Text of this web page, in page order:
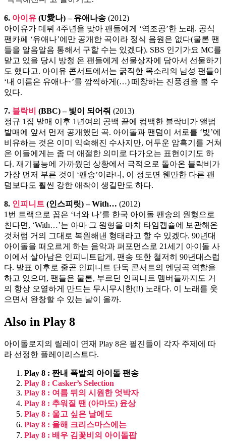
6. 아이유 (U愛나) – 유애나송 (2012)
아이유가 데뷔 4주년을 맞아 팬들에게 ‘역조공’한 노래. 공식
팬카페 ‘유애나’에만 공개한 곡이라 정식 음원은 없다(물론 팬
들을 알음알음 통해서 구할 수는 있겠다). SBS 인기가요 MC를
맡고 있을 당시 방청 온 팬들에게 선물상자에 담아서 선물하기
도 했다고. 아이유 콘서트에서는 굵직한 목소리의 남성 팬들이
‘내 이름은 유애나~’를 깜찍하게(…) 떼창하는 진풍경을 볼 수
있다.
7. 블락비 (BBC) – 빛이 되어줘 (2013)
정규 1집 발매 이후 1년여의 공백 끝에 컴백한 블락비가 앨범
발매에 앞서 먼저 공개했던 곡. 아이돌과 팬덤이 서로를 ‘빛’에
비유하는 것은 이미 익숙해진 수사지만, 어두운 암흑기를 거쳐
온 이들에게는 좀 더 애절한 의미로 다가오는 표현이기도 하
다. 재기불능에 가까웠던 상황에서 극적으로 돌아온 블락비가
가장 먼저 부른 것이 ‘팬송’이라니, 이 정도면 웬만한 다른 팬
덤보다도 훨씬 강한 애착이 생길만도 하다.
8. 인피니트 (인스피릿) – With… (2012)
1번 트랙으로 꼽은 ‘너와 나’를 한국 아이돌 팬송의 원형으로
친다면, ‘With…’는 아마 그 원형을 마치 타임캡슐에 보관해온
것처럼 거의 그대로 복원해낸 형태라고 할 수 있겠다. 90년대
아이돌을 떠오르게 하는 음악과 퍼포먼스로 21세기 아이돌 사
이에서 살아남은 인피니트답게, 팬송 또한 철저히 90년대스럽
다. 발표 이후로 줄곧 인피니트 단독 콘서트의 엔딩곡 역할을
하고 있으며, 팬들은 물론, 부르던 인피니트 멤버들까지도 거
의 항상 오열하게 만드는 무시무시한(!!) 노래다. 이 노래를 웃
으면서 완창할 수 있는 날이 올까.
Also in Play 8
아이돌로지의 릴레이 연재 Play 8은 필진들이 각자 주제에 따
라 선정한 플레이리스트다.
Play 8 : 짠내 폭발의 아이돌 팬송
Play 8 : Casker’s Selection
Play 8 : 여름 뒤의 시원한 엇박자
Play 8 : 추워질 땐 (아마도) 윤상
Play 8 : 울고 싶은 날에도
Play 8 : 올해 크리스마스에는
Play 8 : 배우 김꽃비의 아이돌팝